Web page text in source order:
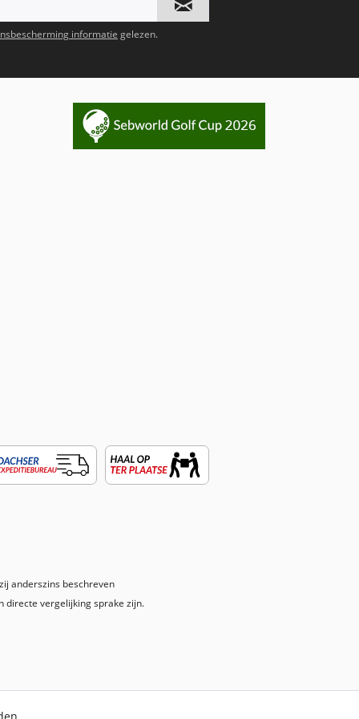
informatie gelezen.
anderszins beschreven
directe vergelijking sprake zijn.